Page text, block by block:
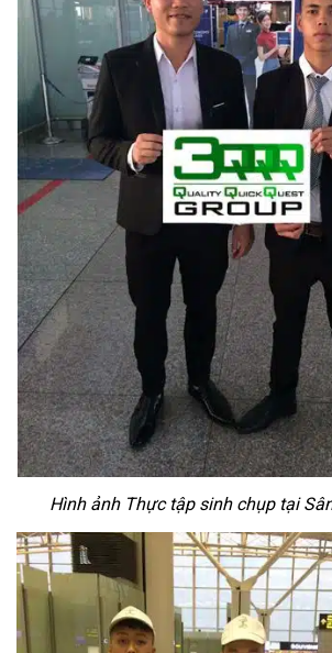
Hình ảnh Thực tập sinh chụp tại